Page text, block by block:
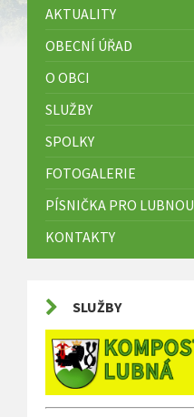
AKTUALITY
OBECNÍ ÚŘAD
O OBCI
SLUŽBY
SPOLKY
FOTOGALERIE
PÍSNIČKA PRO LUBNOU
KONTAKTY
SLUŽBY